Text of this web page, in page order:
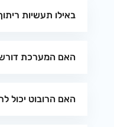
באילו תעשיות
האם המערכת
האם הרובוט יכול